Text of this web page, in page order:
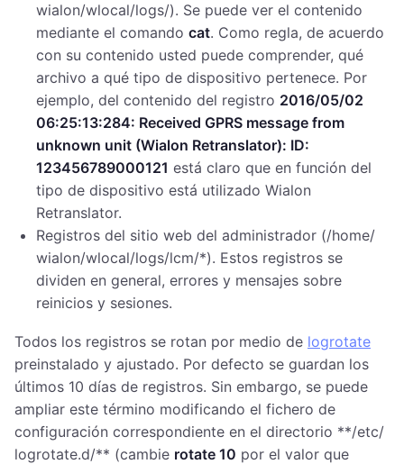
wialon/​wlocal/​logs/​). Se puede ver el contenido
mediante el comando cat​. Como regla, de acuerdo
con su contenido usted puede comprender, qué
archivo a qué tipo de dispositivo pertenece. Por
ejemplo, del contenido del registro ​ 2016/​05/​02
06:​25:​13:​284:​ Received GPRS message from
unknown unit (Wialon Retranslator):​ ID:
123456789000121 está claro que en función del
tipo de dispositivo está utilizado Wialon
Retranslator.
Registros del sitio web del administrador (/​home/​
wialon/​wlocal/​logs/​lcm/​*). Estos registros se
dividen en general, errores y mensajes sobre
reinicios y sesiones.
Todos los registros se rotan por medio de logrotate
preinstalado y ajustado. Por defecto se guardan los
últimos 10 días de registros. Sin embargo, se puede
ampliar este término modificando el fichero de
configuración correspondiente en el directorio **/​etc/​
logrotate.d/**​ (cambie rotate 10 por el valor que